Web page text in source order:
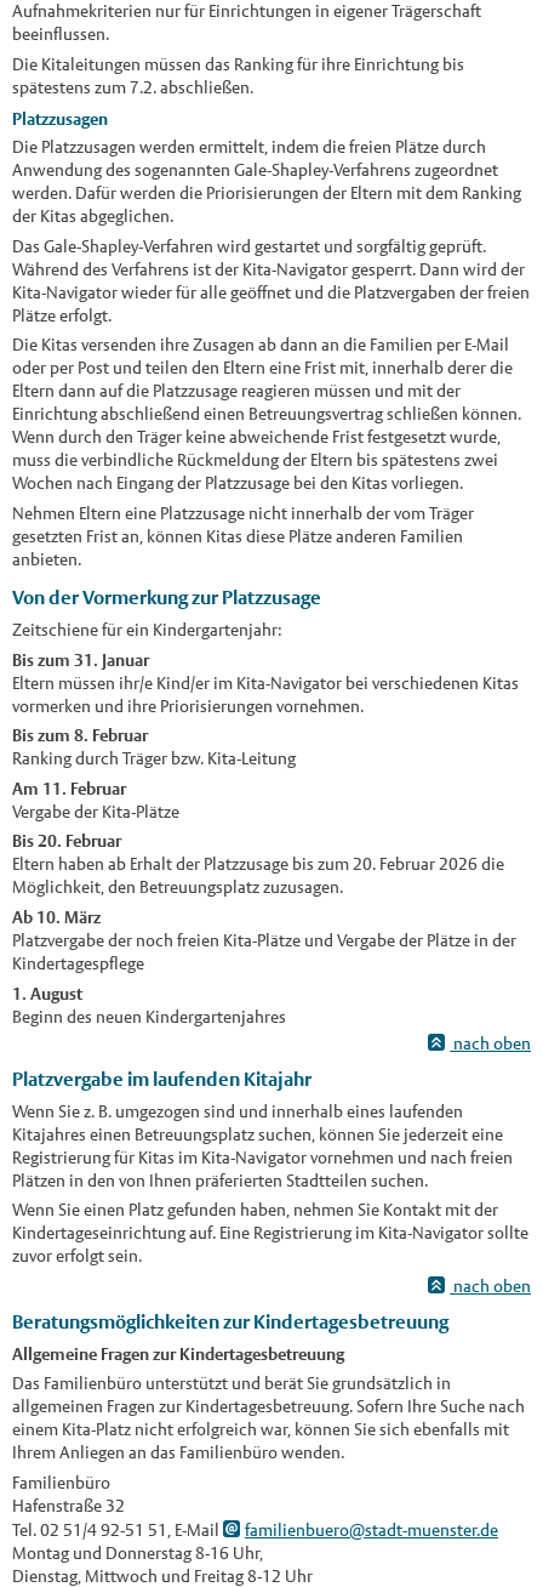
Aufnahmekriterien nur für Einrichtungen in eigener Trägerschaft
beeinflussen.
Die Kitaleitungen müssen das Ranking für ihre Einrichtung bis
spätestens zum 7.2. abschließen.
Platzzusagen
Die Platzzusagen werden ermittelt, indem die freien Plätze durch
Anwendung des sogenannten Gale-Shapley-Verfahrens zugeordnet
werden. Dafür werden die Priorisierungen der Eltern mit dem Ranking
der Kitas abgeglichen.
Das Gale-Shapley-Verfahren wird gestartet und sorgfältig geprüft.
Während des Verfahrens ist der Kita-Navigator gesperrt. Dann wird der
Kita-Navigator wieder für alle geöffnet und die Platzvergaben der freien
Plätze erfolgt.
Die Kitas versenden ihre Zusagen ab dann an die Familien per E-Mail
oder per Post und teilen den Eltern eine Frist mit, innerhalb derer die
Eltern dann auf die Platzzusage reagieren müssen und mit der
Einrichtung abschließend einen Betreuungsvertrag schließen können.
Wenn durch den Träger keine abweichende Frist festgesetzt wurde,
muss die verbindliche Rückmeldung der Eltern bis spätestens zwei
Wochen nach Eingang der Platzzusage bei den Kitas vorliegen.
Nehmen Eltern eine Platzzusage nicht innerhalb der vom Träger
gesetzten Frist an, können Kitas diese Plätze anderen Familien
anbieten.
Von der Vormerkung zur Platzzusage
Zeitschiene für ein Kindergartenjahr:
Bis zum 31. Januar
Eltern müssen ihr/e Kind/er im Kita-Navigator bei verschiedenen Kitas
vormerken und ihre Priorisierungen vornehmen.
Bis zum 8. Februar
Ranking durch Träger bzw. Kita-Leitung
Am 11. Februar
Vergabe der Kita-Plätze
Bis 20. Februar
Eltern haben ab Erhalt der Platzzusage bis zum 20. Februar 2026 die
Möglichkeit, den Betreuungsplatz zuzusagen.
Ab 10. März
Platzvergabe der noch freien Kita-Plätze und Vergabe der Plätze in der
Kindertagespflege
1. August
Beginn des neuen Kindergartenjahres
nach oben
Platzvergabe im laufenden Kitajahr
Wenn Sie z. B. umgezogen sind und innerhalb eines laufenden
Kitajahres einen Betreuungsplatz suchen, können Sie jederzeit eine
Registrierung für Kitas im Kita-Navigator vornehmen und nach freien
Plätzen in den von Ihnen präferierten Stadtteilen suchen.
Wenn Sie einen Platz gefunden haben, nehmen Sie Kontakt mit der
Kindertageseinrichtung auf. Eine Registrierung im Kita-Navigator sollte
zuvor erfolgt sein.
nach oben
Beratungsmöglichkeiten zur Kindertagesbetreuung
Allgemeine Fragen zur Kindertagesbetreuung
Das Familienbüro unterstützt und berät Sie grundsätzlich in
allgemeinen Fragen zur Kindertagesbetreuung. Sofern Ihre Suche nach
einem Kita-Platz nicht erfolgreich war, können Sie sich ebenfalls mit
Ihrem Anliegen an das Familienbüro wenden.
Familienbüro
Hafenstraße 32
Tel. 02 51/4 92-51 51, E-Mail
familienbuero@stadt-muenster.de
Montag und Donnerstag 8-16 Uhr,
Dienstag, Mittwoch und Freitag 8-12 Uhr